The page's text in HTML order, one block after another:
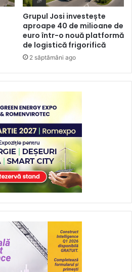
Grupul Josi investește
aproape 40 de milioane de
euro într-o nouă platformă
de logistică frigorifică
2 săptămâni ago